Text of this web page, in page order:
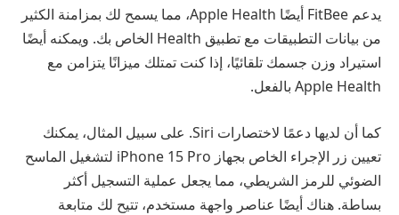
يدعم FitBee أيضًا Apple Health، مما يسمح لك بمزامنة الكثير
من بيانات التطبيقات مع تطبيق Health الخاص بك. ويمكنه أيضًا
استيراد وزن جسمك تلقائيًا، إذا كنت تمتلك ميزانًا يتزامن مع
Apple Health بالفعل.
كما أن لديها دعمًا لاختصارات Siri. على سبيل المثال، يمكنك
تعيين زر الإجراء الخاص بجهاز iPhone 15 Pro لتشغيل الماسح
الضوئي للرمز الشريطي، مما يجعل عملية التسجيل أكثر
بساطة. هناك أيضًا عناصر واجهة مستخدم، تتيح لك متابعة